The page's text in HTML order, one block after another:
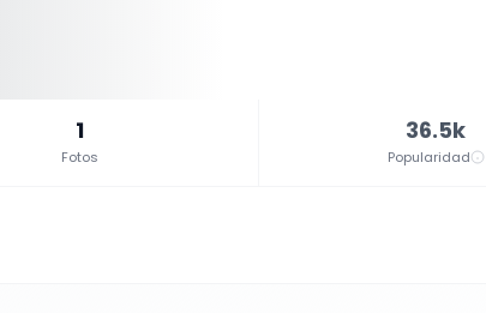
1
Fotos
36.5k
Popularidad